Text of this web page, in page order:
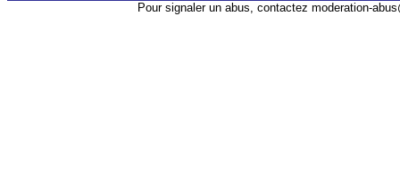
Pour signaler un abus, contactez moderation-